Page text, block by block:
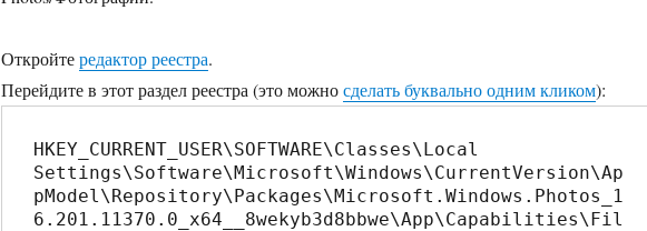
Откройтередактор реестра.
Перейдите в этот раздел реестра (это можносделать буквально одним кликом):
HKEY_CURRENT_USER\SOFTWARE\Classes\Local
Settings\Software\Microsoft\Windows\CurrentVersion\Ap
pModel\Repository\Packages\Microsoft.Windows.Photos_1
6.201.11370.0_x64__8wekyb3d8bbwe\App\Capabilities\Fil